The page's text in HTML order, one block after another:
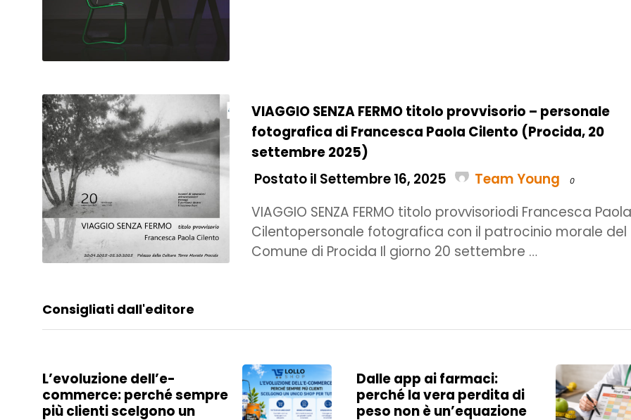
VIAGGIO SENZA FERMO titolo provvisorio – personale
fotografica di Francesca Paola Cilento (Procida, 20
settembre 2025)
Postato il Settembre 16, 2025
Team Young 0
VIAGGIO SENZA FERMO titolo provvisoriodi Francesca
Cilentopersonale fotografica con il patrocinio morale del
Comune di Procida Il giorno 20 settembre …
Consigliati dall'editore
L’evoluzione dell’e-
commerce: perché sempre
più clienti scelgono un
Dalle app ai farmaci:
perché la vera perdita di
peso non è un’equazione